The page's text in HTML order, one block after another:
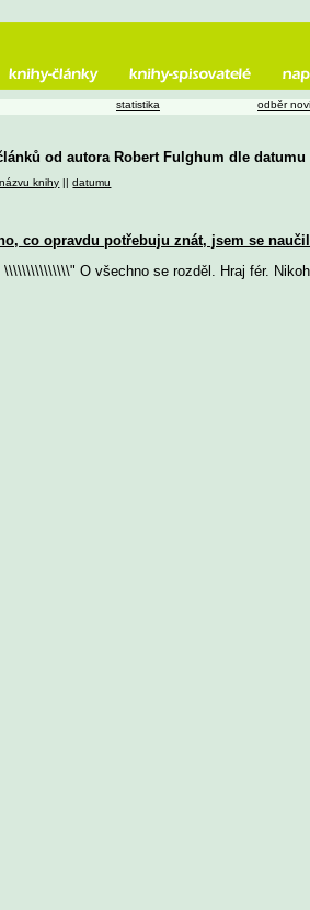
od autora Robert Fulghum dle
názvu knihy ||datumu
co opravdu potřebuju znát, jsem se
\\\\\\\\\\\\\\\" O všechno se rozděl. Hraj fér.
statistika odběr